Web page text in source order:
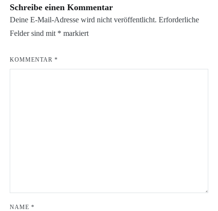
Schreibe einen Kommentar
Deine E-Mail-Adresse wird nicht veröffentlicht. Erforderliche
Felder sind mit * markiert
KOMMENTAR *
NAME *